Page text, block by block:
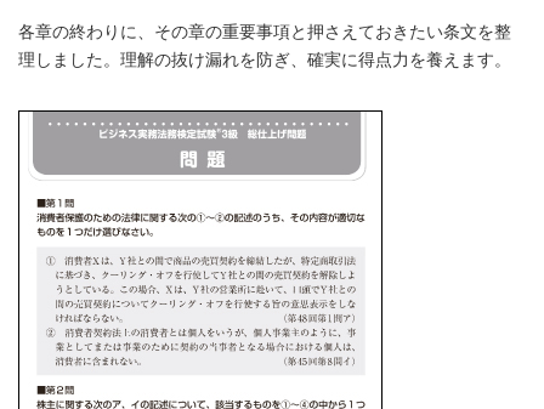
各章の終わりに、その章の重要事項と押さえておきたい条文を整
理しました。理解の抜け漏れを防ぎ、確実に得点力を養えます。